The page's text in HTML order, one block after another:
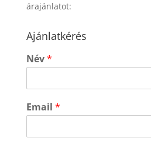
árajánlatot:
Ajánlatkérés
Név*
Email *